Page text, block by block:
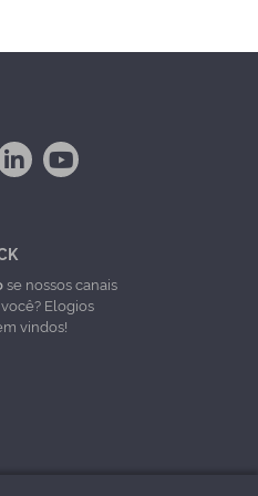
se nossos canais
Elogios
vindos!